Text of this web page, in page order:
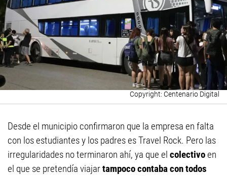
Centenario Digital
Desde el municipio confirmaron que la empresa en falta
con los estudiantes y los padres es Travel Rock. Pero las
irregularidades no terminaron ahí, ya que el colectivoen
el que se pretendía viajartampoco contaba con todos